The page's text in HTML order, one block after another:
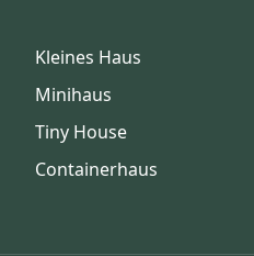
Kleines Haus
Minihaus
Tiny House
Containerhaus